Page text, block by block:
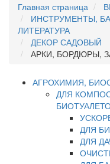
Главная страница
ИНСТРУМЕНТЫ,
ЛИТЕРАТУРА
ДЕКОР САДОВЫЙ
АРКИ, БОРДЮРЫ,
АГРОХИМИЯ,
ДЛЯ
ДЛЯ
ДЛЯ